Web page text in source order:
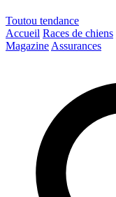
Toutou tendance
Accueil Races de chiens
Magazine Assurances